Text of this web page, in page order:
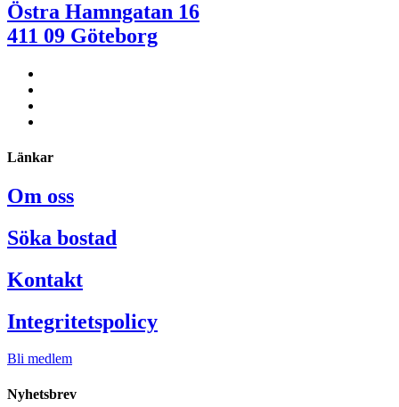
Östra Hamngatan 16
411 09 Göteborg
Länkar
Om oss
Söka bostad
Kontakt
Integritetspolicy
Bli medlem
Nyhetsbrev